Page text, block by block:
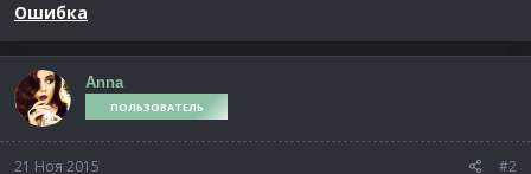
Ошибка
Anna
ПОЛЬЗОВАТЕЛЬ
21 Ноя 2015 #2